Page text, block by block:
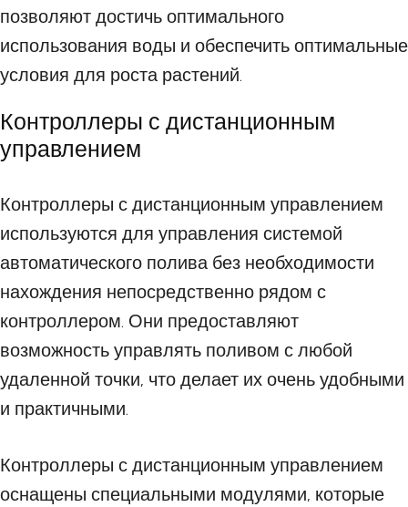
позволяют достичь оптимального
использования воды и обеспечить оптимальные
условия для роста растений.
Контроллеры с дистанционным
управлением
Контроллеры с дистанционным управлением
используются для управления системой
автоматического полива без необходимости
нахождения непосредственно рядом с
контроллером. Они предоставляют
возможность управлять поливом с любой
удаленной точки, что делает их очень удобными
и практичными.
Контроллеры с дистанционным управлением
оснащены специальными модулями, которые